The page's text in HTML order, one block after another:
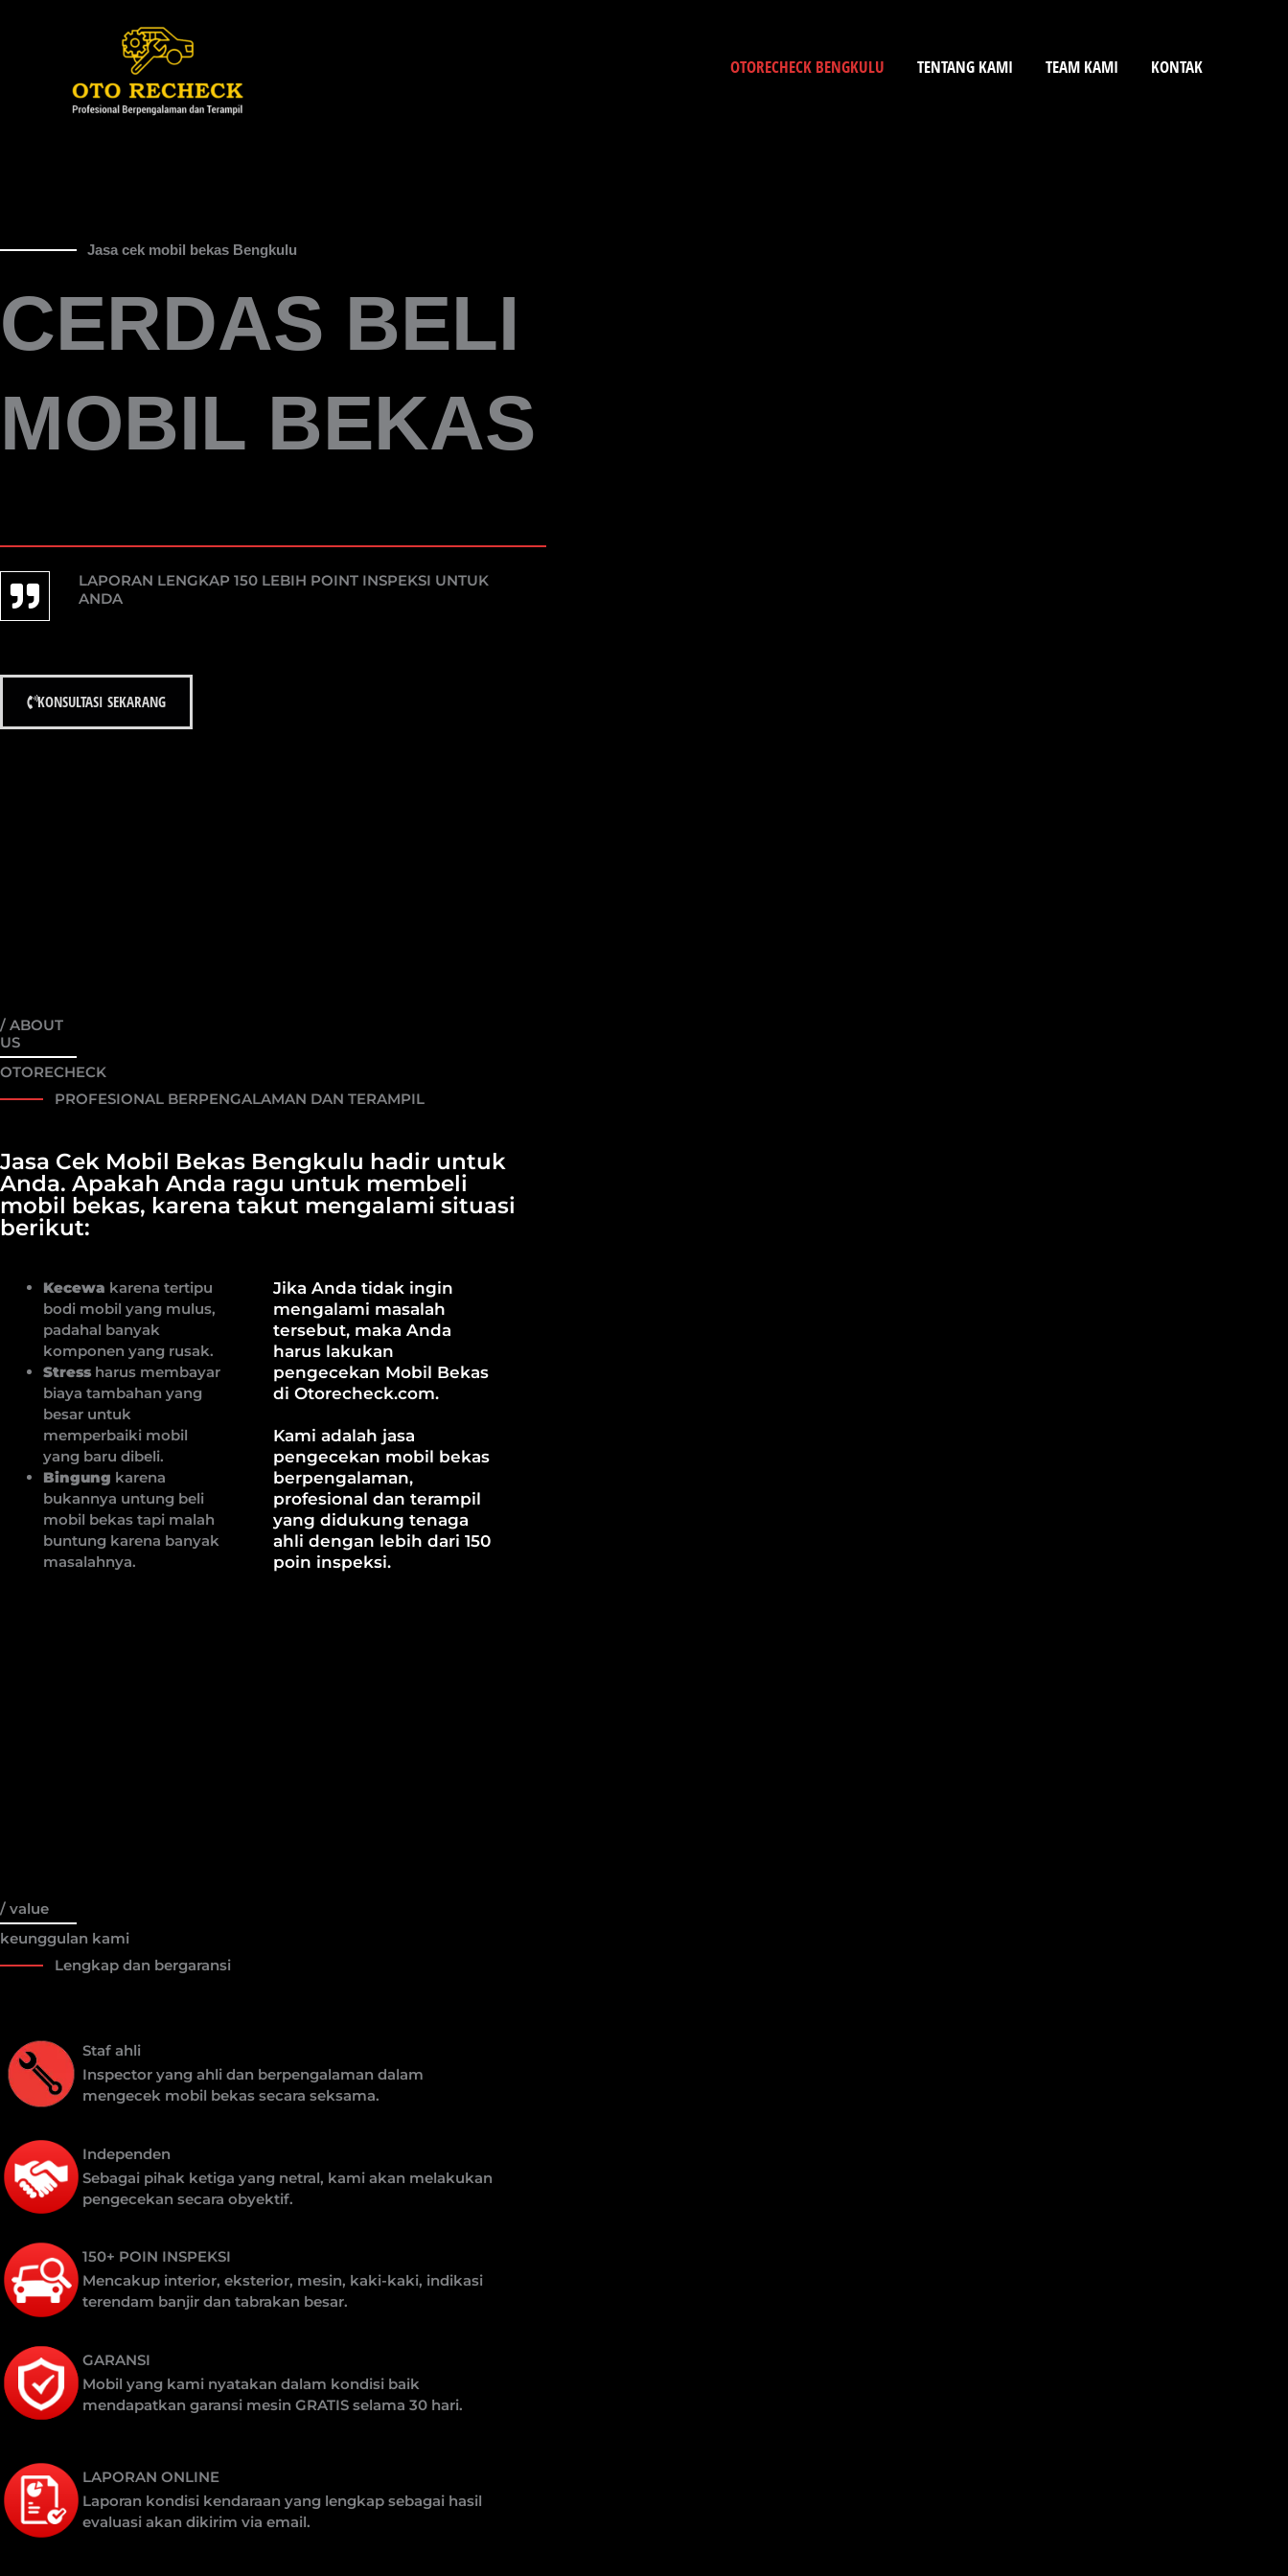
OTORECHECK BENGKULU TENTANG KAMI TEAM KAMI KONTAK
Jasa cek mobil bekas Bengkulu
CERDAS BELI
MOBIL BEKAS
LAPORAN LENGKAP 150 LEBIH POINT INSPEKSI UNTUK
ANDA
KONSULTASI SEKARANG
/ ABOUT
US
OTORECHECK
PROFESIONAL BERPENGALAMAN DAN TERAMPIL
Jasa Cek Mobil Bekas Bengkulu hadir untuk
Anda. Apakah Anda ragu untuk membeli
mobil bekas, karena takut mengalami situasi
berikut:
Kecewa karena tertipu
bodi mobil yang mulus,
padahal banyak
komponen yang rusak.
Stress harus membayar
biaya tambahan yang
besar untuk
memperbaiki mobil
yang baru dibeli.
Bingung karena
bukannya untung beli
mobil bekas tapi malah
buntung karena banyak
masalahnya.
Jika Anda tidak ingin
mengalami masalah
tersebut, maka Anda
harus lakukan
pengecekan Mobil Bekas
di Otorecheck.com.
Kami adalah jasa
pengecekan mobil bekas
berpengalaman,
profesional dan terampil
yang didukung tenaga
ahli dengan lebih dari 150
poin inspeksi.
/ value
keunggulan kami
Lengkap dan bergaransi
Staf ahli
Inspector yang ahli dan berpengalaman dalam
mengecek mobil bekas secara seksama.
Independen
Sebagai pihak ketiga yang netral, kami akan melakukan
pengecekan secara obyektif.
150+ POIN INSPEKSI
Mencakup interior, eksterior, mesin, kaki-kaki, indikasi
terendam banjir dan tabrakan besar.
GARANSI
Mobil yang kami nyatakan dalam kondisi baik
mendapatkan garansi mesin GRATIS selama 30 hari.
LAPORAN ONLINE
Laporan kondisi kendaraan yang lengkap sebagai hasil
evaluasi akan dikirim via email.